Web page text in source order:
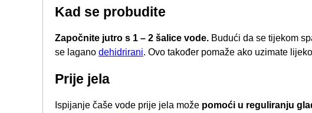
Kad se probudite
Započnite jutro s 1 – 2 šalice vode. Budući da se tijekom
se lagano dehidrirani. Ovo također pomaže ako uzimate
Prije jela
Ispijanje čaše vode prije jela može pomoći u reguliranju